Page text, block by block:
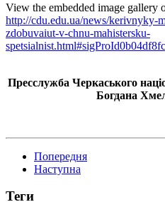
View the embedded image gallery
http://cdu.edu.ua/news/kerivnyky-
zdobuvaiut-v-chnu-mahistersku-
Пресслужба Черкаського
Богдана
Попередня
Наступна
Теги